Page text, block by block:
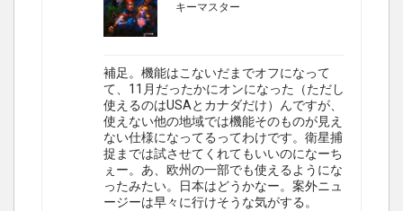
キーマスター
補足。機能はこないだまでオフになって
て、11月だったかにオンになった（ただし
使えるのはUSAとカナダだけ）んですが、
使えない他の地域では機能そのものが見え
ない仕様になってるってわけです。衛星捕
捉までは試させてくれてもいいのになーち
ぇー。あ、欧州の一部でも使えるようにな
ったみたい。日本はどうかなー。案外ニュ
ージーは早々に行けそうな気がする。